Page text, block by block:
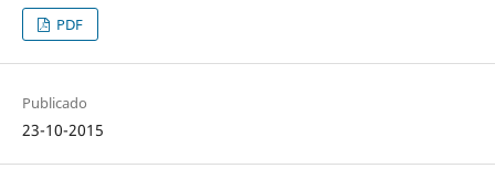
PDF
Publicado
23-10-2015